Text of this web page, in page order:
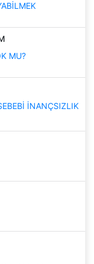
MU?
İNANÇSIZLIK